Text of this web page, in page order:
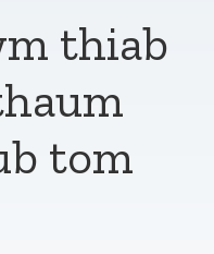
thiab
tom